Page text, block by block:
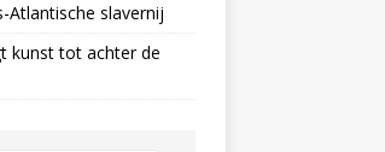
Atlantische slavernij
kunst tot achter de